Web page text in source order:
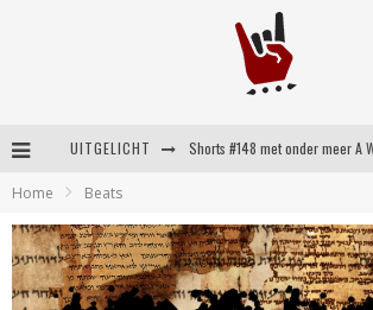
UITGELICHT
Home Beats